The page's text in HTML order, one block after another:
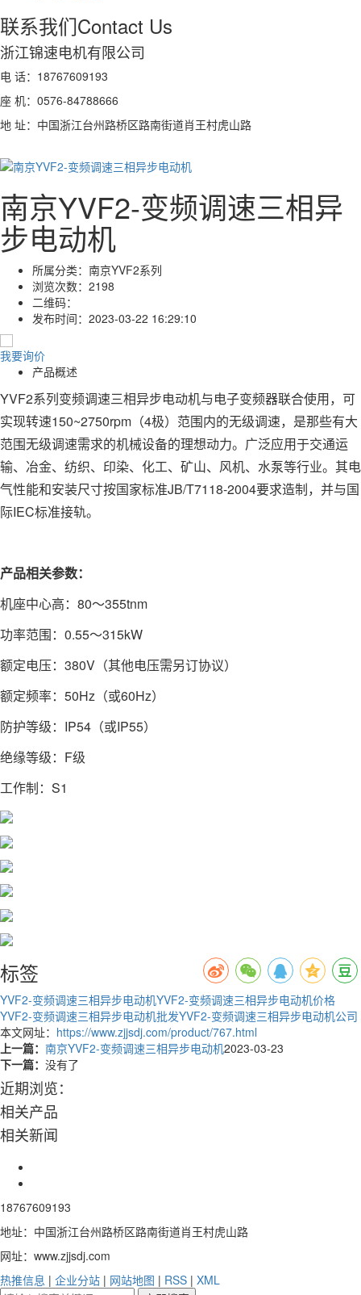
联系我们Contact Us
浙江锦速电机有限公司
电 话：18767609193
座 机：0576-84788666
地 址：中国浙江台州路桥区路南街道肖王村虎山路
南京YVF2-变频调速三相异
步电动机
所属分类： 南京YVF2系列
浏览次数： 2198
二维码：
发布时间： 2023-03-22 16:29:10
我要询价
产品概述
YVF2系列变频调速三相异步电动机与电子变频器联合使用，可
实现转速150~2750rpm（4极）范围内的无级调速，是那些有大
范围无级调速需求的机械设备的理想动力。广泛应用于交通运
输、冶金、纺织、印染、化工、矿山、风机、水泵等行业。其电
气性能和安装尺寸按国家标准JB/T7118-2004要求造制，并与国
际IEC标准接轨。
产品相关参数：
机座中心高：80～355tnm
功率范围：0.55～315kW
额定电压：380V（其他电压需另订协议）
额定频率：50Hz（或60Hz）
防护等级：IP54（或IP55）
绝缘等级：F级
工作制：S1
标签
YVF2-变频调速三相异步电动机YVF2-变频调速三相异步电动机价格
YVF2-变频调速三相异步电动机批发YVF2-变频调速三相异步电动机公司
本文网址： https://www.zjjsdj.com/product/767.html
上一篇： 南京YVF2-变频调速三相异步电动机2023-03-23
下一篇： 没有了
近期浏览：
相关产品
相关新闻
18767609193
地址：中国浙江台州路桥区路南街道肖王村虎山路
网址：www.zjjsdj.com
热推信息 | 企业分站 | 网站地图 | RSS | XML